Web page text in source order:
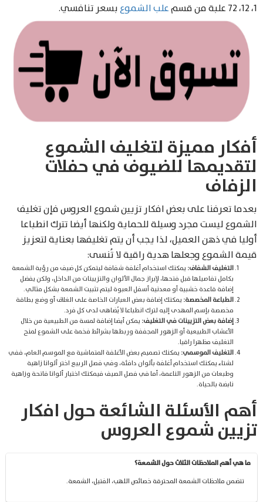
1، 12، 72 علبة من قسم
علب الشموعبسعر تنافسي.
أفكار مميزة لتغليف الشموع
لتقديمها للضيوف في حفلات
الزفاف
بعدما تعرفنا على بعض افكار تزيين شموع العروس فإن تغليف
الشموع ليست مجرد وسيلة للحماية ولكنها أيضا تترك انطباعا
أوليا في ذهن العميل، لذا يجب أن يتم تغليفها بعناية لتعزيز
قيمة الشموع وجعلها هدية راقية لا تُنسى:
التغليف الشفاف: يمكنك استخدام أغلفة شفافة ليتمكن كل ضيف من رؤية الشمعة
بكامل تفاصيلها قبل فتحها، لإبراز جمال الألوان والتزيينات من الداخل، ولكن يفضل
إضافة قاعدة خشبية أو معدنية أسفل العبوة ليتم تثبيت الشمعة بشكل مثالي.
الطباعة المخصصة: يمكنك إضافة بعض العبارات الخاصة على الغلاف أو وضع بطاقة
مخصصة بإسم المهدى إليه لترك انطباعا لا يُضاهى لدى كل فرد.
إضافة بعض التزيينات في التغليف: يمكن أيضا إضافة لمسة من الطبيعية من خلال
الأعشاب الطبيعية أو الزهور المجففة وربطها بشرائط فخمة على الشموع لمنح
التغليف مظهرا راقيا.
التغليف الموسمي: يمكنك تصميم بعض الأغلفة المتماشية مع الموسم العام، ففي
لشتاء يمكنك استخدام أغلفة بألوان دافئة، وفي فصل الربيع اختر ألوانا زاهية
وطبعات من الزهور الناعمة، أما في فصل الصيف فيمكنك اختيار ألوانا فاتحة وزاهية
نابضة بالحياة.
أهم الأسئلة الشائعة حول افكار
تزيين شموع العروس
ما هي أهم الملاحظات الثلاث حول الشمعة؟
تتضمن ملاحظات الشمعة المحترقة خصائص اللهب، الفتيل، الشمعة.